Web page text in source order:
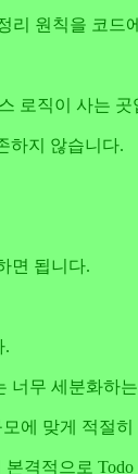
리 원칙을 코드
로직이 사는 곳
하지 않습니다.
면 됩니다.
.
너무 세분화하
에 맞게 적절
격적으로